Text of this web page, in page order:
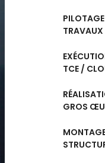
PILOTAGE
TRAVAUX
TCE /
GROS